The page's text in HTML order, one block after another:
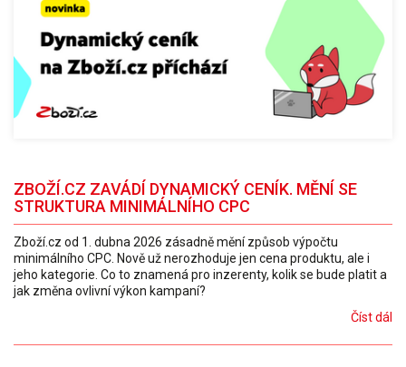
ZBOŽÍ.CZ ZAVÁDÍ DYNAMICKÝ CENÍK. MĚNÍ SE
STRUKTURA MINIMÁLNÍHO CPC
Zboží.cz od 1. dubna 2026 zásadně mění způsob výpočtu
minimálního CPC. Nově už nerozhoduje jen cena produktu, ale i
jeho kategorie. Co to znamená pro inzerenty, kolik se bude platit a
jak změna ovlivní výkon kampaní?
Číst dál